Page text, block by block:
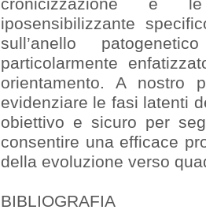
cronicizzazione e
iposensibilizzante
sull’anello
particolarmente
orientamento. A nostro
evidenziare le fasi latenti
obiettivo e sicuro per
consentire una efficace
della evoluzione verso
BIBLIOGRAFIA